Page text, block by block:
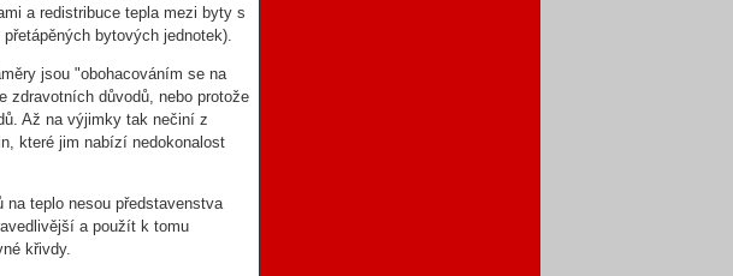
a redistribuce tepla mezi byty s
bytových jednotek).
jsou "obohacováním se na
zdravotních důvodů, nebo protože
Až na výjimky tak nečiní z
které jim nabízí nedokonalost
na teplo nesou představenstva
a použít k tomu
křivdy.